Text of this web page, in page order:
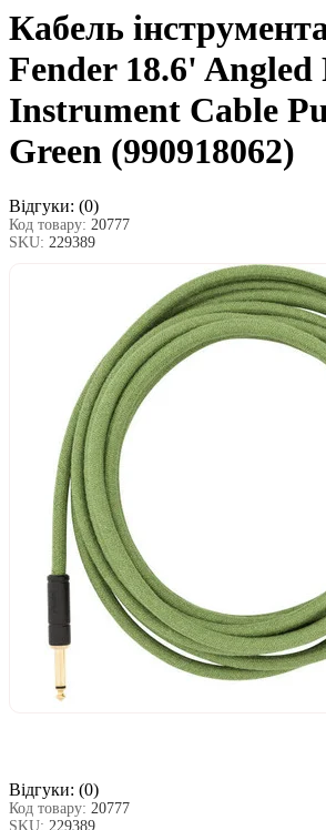
Кабель
Fender 18.6' Angled
Instrument Cable
Green (990918062)
Відгуки: (0)
Код товару: 20777
SKU: 229389
Відгуки: (0)
Код товару: 20777
SKU: 229389